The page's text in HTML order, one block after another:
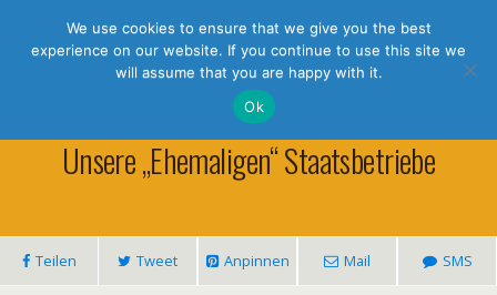
holistic thinking
Dezember 18, 2018 • Keine Kommentare
Unsere „ehemaligen“ Staatsbetriebe
Teilen Tweet Anpinnen Mail SMS
We use cookies to ensure that we give you the best
experience on our website. If you continue to use this site we
will assume that you are happy with it.
Ok